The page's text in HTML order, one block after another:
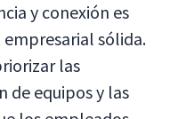
y conexión es
sólida.
las
de equipos y las